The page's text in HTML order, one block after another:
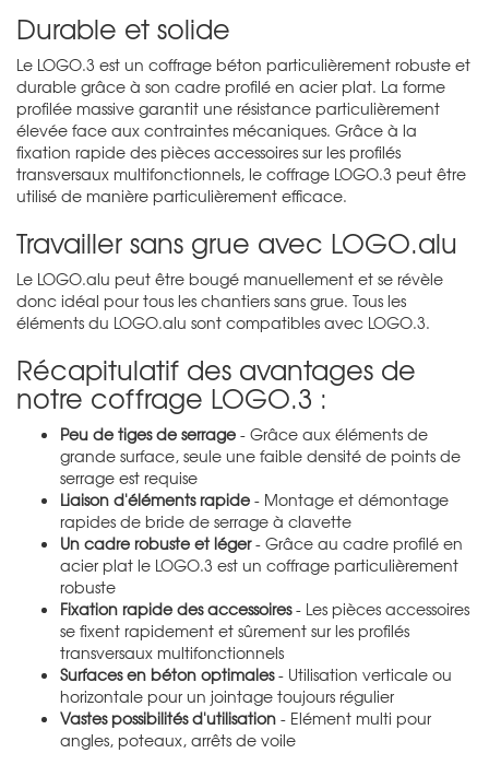
Durable et solide
Le LOGO.3 est un coffrage béton particulièrement robuste et
durable grâce à son cadre profilé en acier plat. La forme
profilée massive garantit une résistance particulièrement
élevée face aux contraintes mécaniques. Grâce à la
fixation rapide des pièces accessoires sur les profilés
transversaux multifonctionnels, le coffrage LOGO.3 peut être
utilisé de manière particulièrement efficace.
Travailler sans grue avec LOGO.alu
Le LOGO.alu peut être bougé manuellement et se révèle
donc idéal pour tous les chantiers sans grue. Tous les
éléments du LOGO.alu sont compatibles avec LOGO.3.
Récapitulatif des avantages de
notre coffrage LOGO.3 :
Peu de tiges de serrage - Grâce aux éléments de
grande surface, seule une faible densité de points de
serrage est requise
Liaison d'éléments rapide - Montage et démontage
rapides de bride de serrage à clavette
Un cadre robuste et léger- Grâce au cadre profilé en
acier plat le LOGO.3 est un coffrage particulièrement
robuste
Fixation rapide des accessoires- Les pièces accessoires
se fixent rapidement et sûrement sur les profilés
transversaux multifonctionnels
Surfaces en béton optimales- Utilisation verticale ou
horizontale pour un jointage toujours régulier
Vastes possibilités d'utilisation - Elément multi pour
angles, poteaux, arrêts de voile